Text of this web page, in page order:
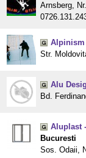
Arnsberg,
Alpinism
Str.
Alu
Bd.
Aluplast
Bucuresti
Sos. Odaii,